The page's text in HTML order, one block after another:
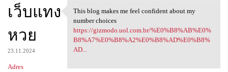
เว็บแทง
หวย
23.11.2024
Adres
This blog makes me feel
This blog makes me feel confident about my
number choices
https://gizmodo.uol.com.br/%E0%B8%AB%E0%
B8%A7%E0%B8%A2%E0%B8%AD%E0%B8%
AD...